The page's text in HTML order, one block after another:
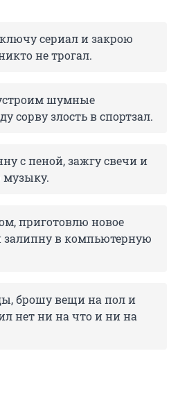
сериал и закрою
не трогал.
шумные
сорву злость в спортзал.
с пеной, зажгу свечи и
приготовлю новое
в компьютерную
брошу вещи на пол и
нет ни на что и ни на